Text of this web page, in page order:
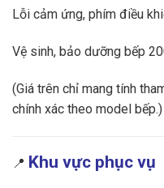
Lỗi cảm ứng, phím điều
Vệ sinh, bảo dưỡng bếp
(Giá trên chỉ mang tính
chính xác theo model bếp.)
📍 Khu vực phục vụ